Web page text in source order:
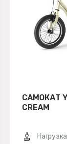
САМОКАТ
CREAM